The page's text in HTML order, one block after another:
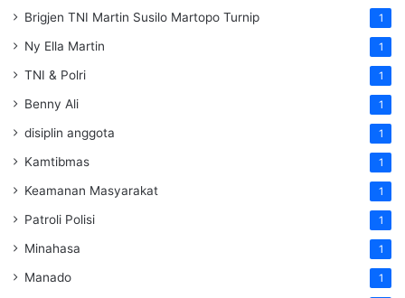
Brigjen TNI Martin Susilo Martopo Turnip 1
Ny Ella Martin 1
TNI & Polri 1
Benny Ali 1
disiplin anggota 1
Kamtibmas 1
Keamanan Masyarakat 1
Patroli Polisi 1
Minahasa 1
Manado 1